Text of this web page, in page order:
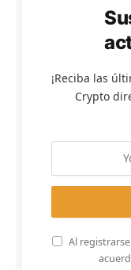
¡Reciba las
Crypto
Al